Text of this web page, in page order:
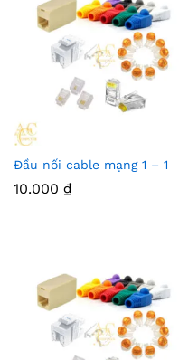
Đầu nối cable mạng 1 – 1
10.000 ₫